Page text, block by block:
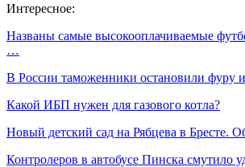
Интересное:
Названы самые высокооплачиваемые
…
В России таможенники остановили фуру
Какой ИБП нужен для газового котла?
Новый детский сад на Рябцева в Бресте.
Контролеров в автобусе Пинска смутило